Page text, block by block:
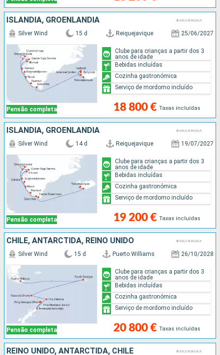
ISLÂNDIA, GROENLANDIA
Pensão completa
Silver Wind 15 d Reiquejavique 25/06/2027
18 800 € Taxas incluídas
Clube para crianças a partir dos 3
anos de idade
Bebidas incluídas
Cozinha gastronómica
Serviço de mordomo incluído
ISLÂNDIA, GROENLANDIA
Pensão completa
Silver Wind 14 d Reiquejavique 19/07/2027
19 200 € Taxas incluídas
Clube para crianças a partir dos 3
anos de idade
Bebidas incluídas
Cozinha gastronómica
Serviço de mordomo incluído
CHILE, ANTARCTIDA, REINO UNIDO
Pensão completa
Silver Wind 15 d Puerto Williams 26/10/2028
20 800 € Taxas incluídas
Clube para crianças a partir dos 3
anos de idade
Bebidas incluídas
Cozinha gastronómica
Serviço de mordomo incluído
REINO UNIDO, ANTARCTIDA, CHILE